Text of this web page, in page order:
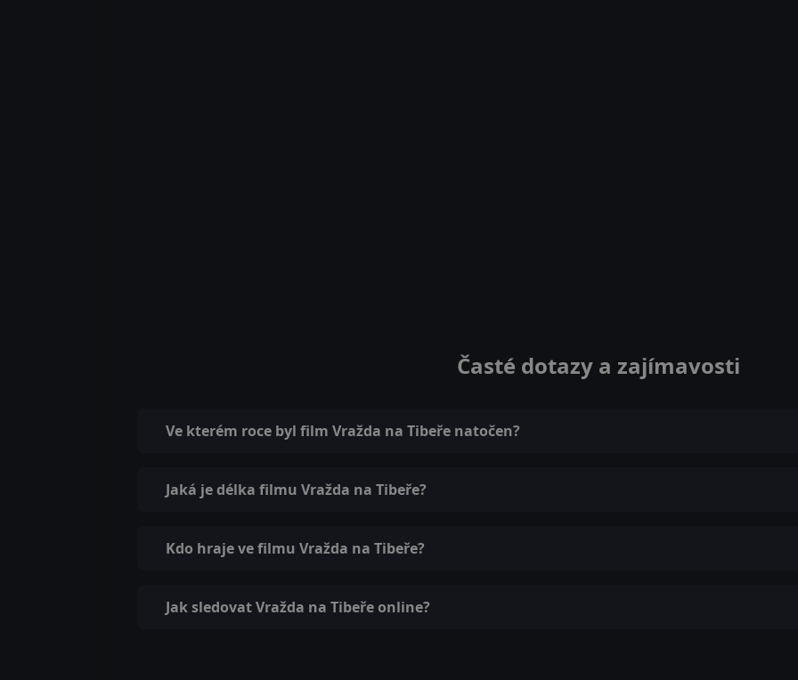
Časté dotazy a zajímavosti
Ve kterém roce byl film Vražda na Tibeře natočen?
Jaká je délka filmu Vražda na Tibeře?
Kdo hraje ve filmu Vražda na Tibeře?
Jak sledovat Vražda na Tibeře online?